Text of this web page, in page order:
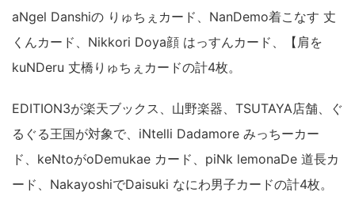
aNgel Danshiの りゅちぇカード、NanDemo着こなす 丈
くんカード、Nikkori Doya顔 はっすんカード、【肩を
kuNDeru 丈橋りゅちぇカードの計4枚。
EDITION3が楽天ブックス、山野楽器、TSUTAYA店舗、ぐ
るぐる王国が対象で、iNtelli Dadamore みっちーカー
ド、keNtoがoDemukae カード、piNk lemonaDe 道長カ
ード、NakayoshiでDaisuki なにわ男子カードの計4枚。